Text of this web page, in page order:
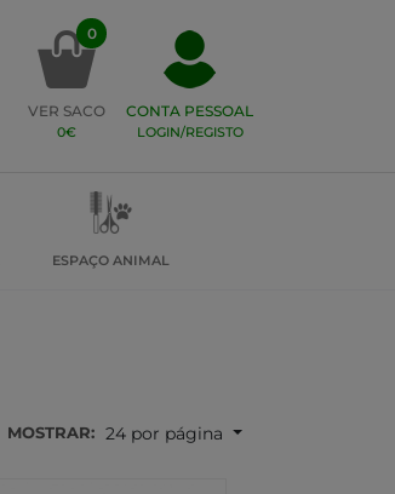
0
VER SACO
0€
CONTA PESSOAL
LOGIN/REGISTO
ESPAÇO ANIMAL
MOSTRAR: 24 por página